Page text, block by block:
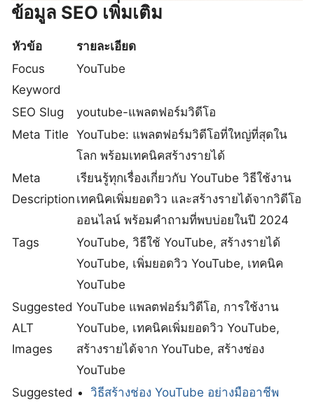
ข้อมูล SEO เพิ่มเติม
หัวข้อ
รายละเอียด
Focus
Keyword
YouTube
SEO Slug
youtube-แพลตฟอร์มวิดีโอ
Meta Title YouTube: แพลตฟอร์มวิดีโอที่ใหญ่ที่สุดใน
โลก พร้อมเทคนิคสร้างรายได้
Meta
Description
เรียนรู้ทุกเรื่องเกี่ยวกับ YouTube วิธีใช้งาน
เทคนิคเพิ่มยอดวิว และสร้างรายได้จากวิดีโอ
ออนไลน์ พร้อมคำถามที่พบบ่อยในปี 2024
Tags
YouTube, วิธีใช้ YouTube, สร้างรายได้
YouTube, เพิ่มยอดวิว YouTube, เทคนิค
YouTube
Suggested
ALT
Images
YouTube แพลตฟอร์มวิดีโอ, การใช้งาน
YouTube, เทคนิคเพิ่มยอดวิว YouTube,
สร้างรายได้จาก YouTube, สร้างช่อง
YouTube
Suggested
วิธีสร้างช่อง YouTube อย่างมืออาชีพ